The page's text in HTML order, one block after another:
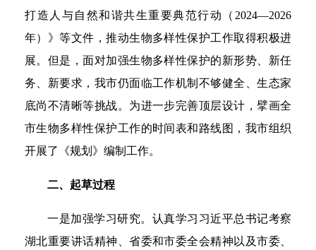
打造人与自然和谐共生重要典范行动（2024—2026
年）》等文件，推动生物多样性保护工作取得积极进
展。但是，面对加强生物多样性保护的新形势、新任
务、新要求，我市仍面临工作机制不够健全、生态家
底尚不清晰等挑战。为进一步完善顶层设计，擘画全
市生物多样性保护工作的时间表和路线图，我市组织
开展了《规划》编制工作。
二、起草过程
一是加强学习研究。认真学习习近平总书记考察
湖北重要讲话精神、省委和市委全会精神以及市委、